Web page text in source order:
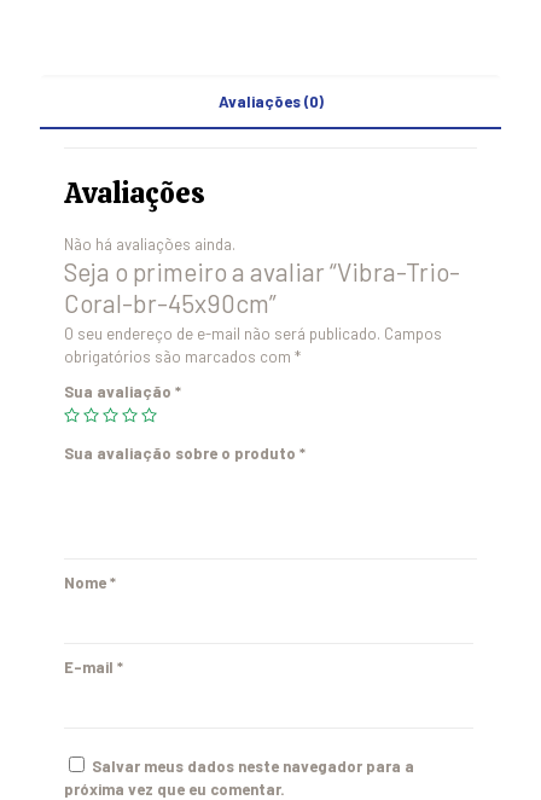
Avaliações (0)
Avaliações
Não há avaliações ainda.
Seja o primeiro a avaliar “Vibra-Trio-
Coral-br-45x90cm”
O seu endereço de e-mail não será publicado. Campos
obrigatórios são marcados com *
Sua avaliação *
Sua avaliação sobre o produto *
Nome*
E-mail *
Salvar meus dados neste navegador para a
próxima vez que eu comentar.